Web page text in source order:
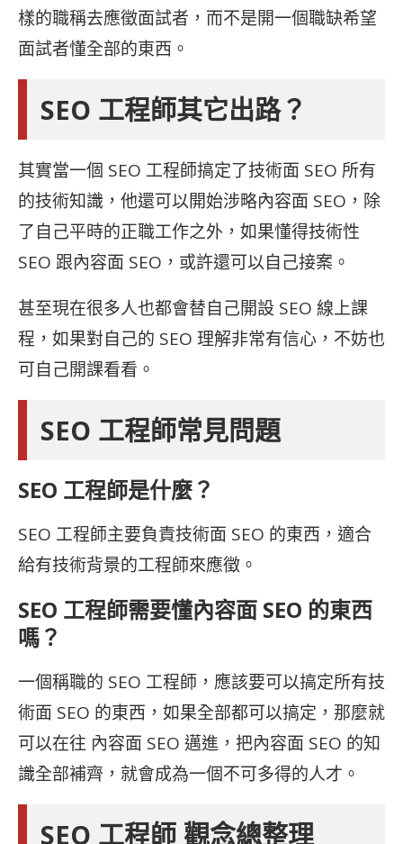
樣的職稱去應徵面試者，而不是開一個職缺希望
面試者懂全部的東西。
SEO 工程師其它出路？
其實當一個 SEO 工程師搞定了技術面 SEO 所有
的技術知識，他還可以開始涉略內容面 SEO，除
了自己平時的正職工作之外，如果懂得技術性
SEO 跟內容面 SEO，或許還可以自己接案。
甚至現在很多人也都會替自己開設 SEO 線上課
程，如果對自己的 SEO 理解非常有信心，不妨也
可自己開課看看。
SEO 工程師常見問題
SEO 工程師是什麼？
SEO 工程師主要負責技術面 SEO 的東西，適合
給有技術背景的工程師來應徵。
SEO 工程師需要懂內容面 SEO 的東西
嗎？
一個稱職的 SEO 工程師，應該要可以搞定所有技
術面 SEO 的東西，如果全部都可以搞定，那麼就
可以在往 內容面 SEO 邁進，把內容面 SEO 的知
識全部補齊，就會成為一個不可多得的人才。
SEO 工程師 觀念總整理